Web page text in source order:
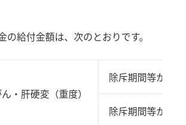
の給付金額は、次のとおりです。
・肝硬変（重度）
除斥期間等が経
除斥期間等が経